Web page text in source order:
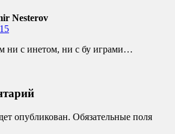
Nesterov
ни с инетом, ни с бу играми…
опубликован. Обязательные поля